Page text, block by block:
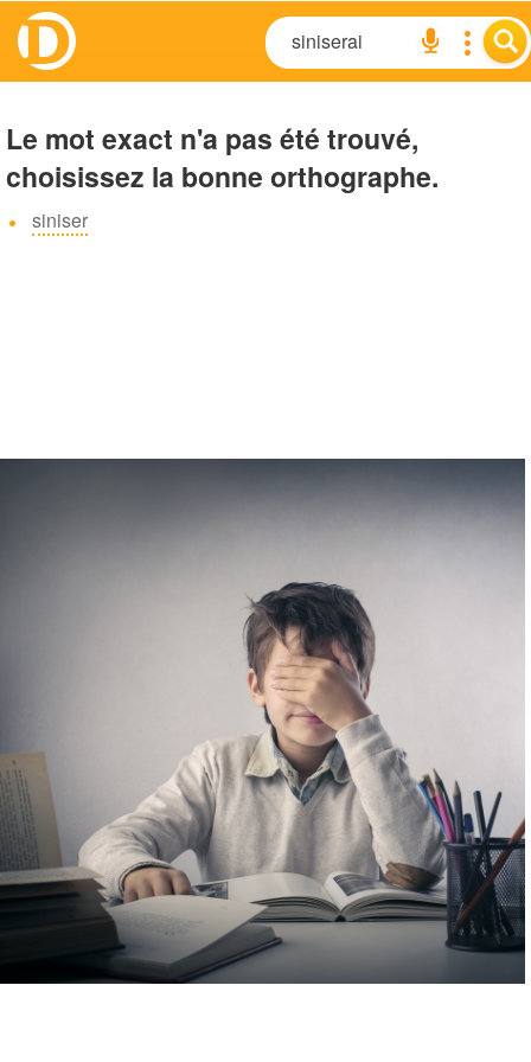
Le mot exact n'a pas été trouvé,
choisissez la bonne orthographe.
siniser